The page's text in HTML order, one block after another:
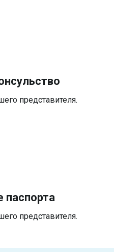
представителя.
паспорта
представителя.